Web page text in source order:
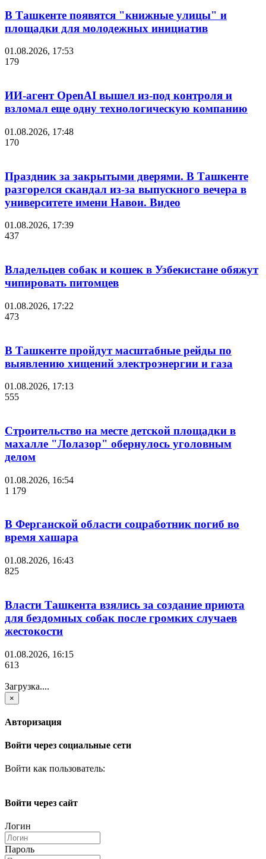
В Ташкенте появятся "книжные улицы" и
площадки для молодежных инициатив
01.08.2026, 17:53
179
ИИ-агент OpenAI вышел из-под контроля и
взломал еще одну технологическую компанию
01.08.2026, 17:48
170
Праздник за закрытыми дверями. В Ташкенте
разгорелся скандал из-за выпускного вечера в
университете имени Навои. Видео
01.08.2026, 17:39
437
Владельцев собак и кошек в Узбекистане обяжут
чипировать питомцев
01.08.2026, 17:22
473
В Ташкенте пройдут масштабные рейды по
выявлению хищений электроэнергии и газа
01.08.2026, 17:13
555
Строительство на месте детской площадки в
махалле "Лолазор" обернулось уголовным
делом
01.08.2026, 16:54
1 179
В Ферганской области соцработник погиб во
время хашара
01.08.2026, 16:43
825
Власти Ташкента взялись за создание приюта
для бездомных собак после громких случаев
жестокости
01.08.2026, 16:15
613
Загрузка....
×
Авторизация
Войти через социальные сети
Войти как пользователь:
Войти через сайт
Логин
Пароль